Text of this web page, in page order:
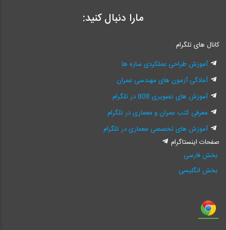
مارا دنبال کنید:
کانال های تلگرام
آموزش طراحی عملکردی سازه ها
آمادگی آزمون های مهندسی عمران
آموزش های تصویری 808 در تلگرام
معرفی کتب عمران و معماری در تلگرام
آموزش های تخصصی معماری در تلگرام
صفحات اینستاگرام
بخش فارسی
بخش انگلیسی